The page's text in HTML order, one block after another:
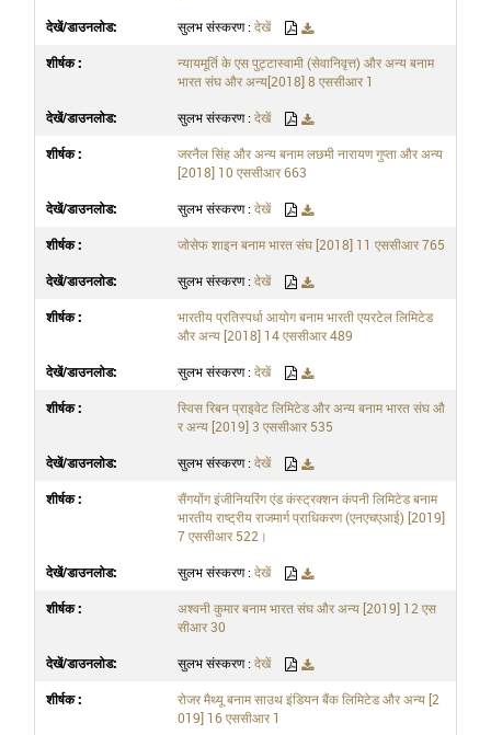
सुलभ संस्करण :देखें
न्यायमूर्ति के एस पुट्टास्वामी (सेवानिवृत्त) और अन्य बनाम
भारत संघ और अन्य[2018] 8 एससीआर 1
सुलभ संस्करण : देखें
जरनैल सिंह और अन्य बनाम लछमी नारायण गुप्ता और अन्य
[2018] 10 एससीआर 663
सुलभ संस्करण :देखें
जोसेफ शाइन बनाम भारत संघ [2018] 11 एससीआर 765
सुलभ संस्करण : देखें
भारतीय प्रतिस्पर्धा आयोग बनाम भारती एयरटेल लिमिटेड
और अन्य [2018] 14 एससीआर 489
सुलभ संस्करण :देखें
स्विस रिबन प्राइवेट लिमिटेड और अन्य बनाम भारत संघ औ
र अन्य [2019] 3 एससीआर 535
सुलभ संस्करण : देखें
सैंगयोंग इंजीनियरिंग एंड कंस्ट्रक्शन कंपनी लिमिटेड बनाम
भारतीय राष्ट्रीय राजमार्ग प्राधिकरण (एनएचएआई) [2019]
7 एससीआर 522।
सुलभ संस्करण :देखें
अश्वनी कुमार बनाम भारत संघ और अन्य [2019] 12 एस
सीआर 30
सुलभ संस्करण : देखें
रोजर मैथ्यू बनाम साउथ इंडियन बैंक लिमिटेड और अन्य [2
019] 16 एससीआर 1